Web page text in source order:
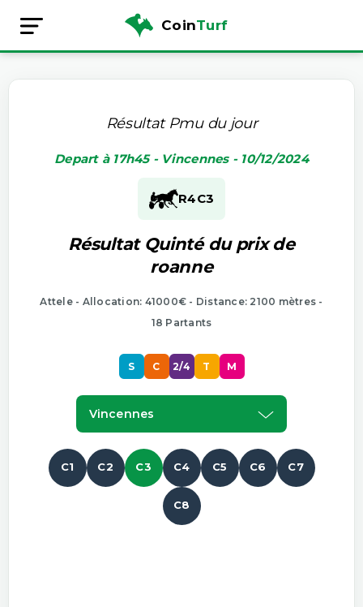
CoinTurf
Résultat Pmu du jour
Depart à 17h45 - Vincennes - 10/12/2024
R4C3
Résultat Quinté du prix de
roanne
Attele - Allocation: 41000€ - Distance: 2100 mètres -
18 Partants
S C 2/4 T M
Vincennes
C1 C2 C3 C4 C5 C6 C7
C8